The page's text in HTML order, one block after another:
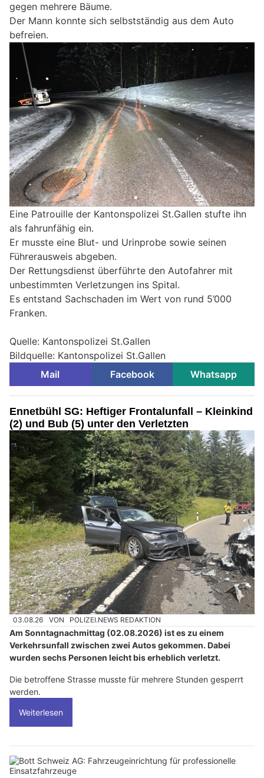
gegen mehrere Bäume.
Der Mann konnte sich selbstständig aus dem Auto
befreien.
Eine Patrouille der Kantonspolizei St.Gallen stufte ihn
als fahrunfähig ein.
Er musste eine Blut- und Urinprobe sowie seinen
Führerausweis abgeben.
Der Rettungsdienst überführte den Autofahrer mit
unbestimmten Verletzungen ins Spital.
Es entstand Sachschaden im Wert von rund 5’000
Franken.
Quelle: Kantonspolizei St.Gallen
Bildquelle: Kantonspolizei St.Gallen
Mail
Facebook Whatsapp
Ennetbühl SG: Heftiger Frontalunfall – Kleinkind
(2) und Bub (5) unter den Verletzten
03.08.26 VON POLIZEI.NEWS REDAKTION
Am Sonntagnachmittag (02.08.2026) ist es zu einem
Verkehrsunfall zwischen zwei Autos gekommen. Dabei
wurden sechs Personen leicht bis erheblich verletzt.
Die betroffene Strasse musste für mehrere Stunden gesperrt
werden.
Weiterlesen